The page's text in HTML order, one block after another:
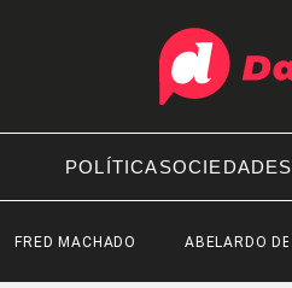
POLÍTICASOCIEDAD
FRED MACHADO ABELARDO DE